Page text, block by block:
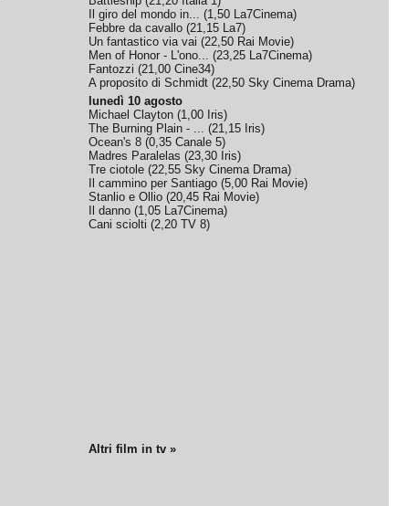
Il giro del mondo in... (1,50 La7Cinema)
Febbre da cavallo (21,15 La7)
Un fantastico via vai (22,50 Rai Movie)
Men of Honor - L'ono... (23,25 La7Cinema)
Fantozzi (21,00 Cine34)
A proposito di Schmidt (22,50 Sky Cinema Drama)
lunedì 10 agosto
Michael Clayton (1,00 Iris)
The Burning Plain - ... (21,15 Iris)
Ocean's 8 (0,35 Canale 5)
Madres Paralelas (23,30 Iris)
Tre ciotole (22,55 Sky Cinema Drama)
Il cammino per Santiago (5,00 Rai Movie)
Stanlio e Ollio (20,45 Rai Movie)
Il danno (1,05 La7Cinema)
Cani sciolti (2,20 TV 8)
Altri film in tv »